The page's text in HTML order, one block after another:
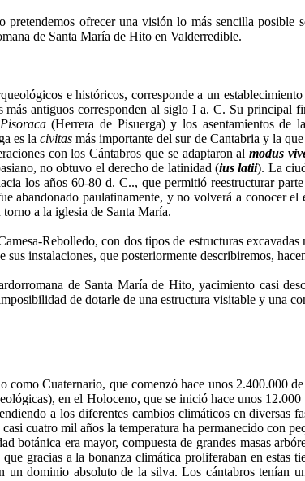
pretendemos ofrecer una visión lo más sencilla posible
de Santa María de Hito en Valderredible.
e históricos, corresponde a un
más antiguos corresponden al siglo I a. C. Su
Pisoraca(Herrera de Pisuerga) y los asentamientos de
es la civitasmás importante del sur de Cantabria y la
con los Cántabros que se adaptaron almodus
no obtuvo el derecho de latinidad (ius latii). La
los años 60-80 d. C.., que permitió reestructurar
abandonado paulatinamente, y no volverá a conocer
a la iglesia de Santa María.
Rebolledo, con dos tipos de estructuras
instalaciones, que posteriormente describiremos,
de Santa María de Hito, yacimiento casi
de dotarle de una estructura visitable y una
como Cuaternario, que comenzó hace unos 2.400.000
en el Holoceno, que se inició hace unos
a los diferentes cambios climáticos en
cuatro mil años la temperatura ha permanecido con
botánica era mayor, compuesta de grandes masas
gracias a la bonanza climática proliferaban en
dominio absoluto de la silva. Los cántabros tenían